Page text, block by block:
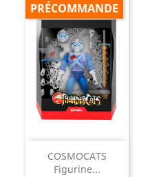
COSMOCATS
Figurine...
PRÉCOMMANDE